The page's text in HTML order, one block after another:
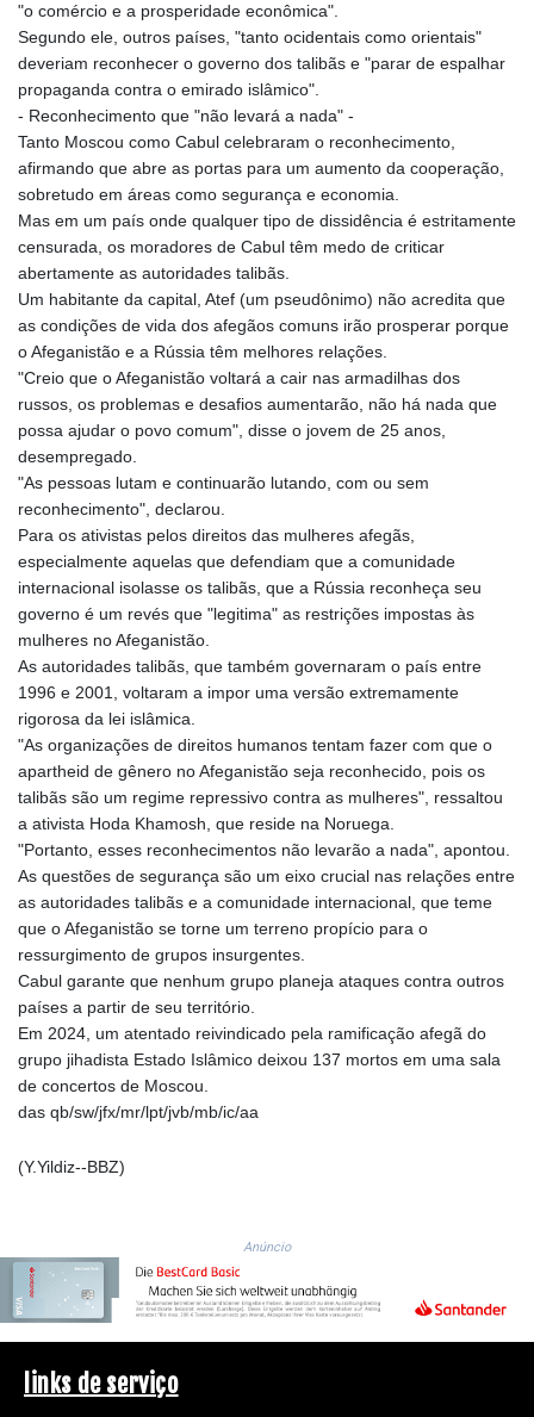
JMD 182.931598
JOD 0.818824
KGS 101.005022
KHR
4678.736198
KMF 492.029653
KRW
KWD 0.356502
KYD 0.95993
LAK
26007.744878
LBP
LKR 386.368803
LSL 18.713665
LTL 3.410413
LVL 0.698648
LYD 7.326857
MDL 20.03094
MGA
MKD 61.482111
MMK
2424.978038
MNT
4153.207343
MOP 9.308207
MRU 46.306497
MUR 54.573179
MWK
MXN 19.810686
MYR 4.722097
OMR 0.44214
"o comércio e a prosperidade econômica".
Segundo ele, outros países, "tanto ocidentais como orientais"
deveriam reconhecer o governo dos talibãs e "parar de espalhar
propaganda contra o emirado islâmico".
- Reconhecimento que "não levará a nada" -
Tanto Moscou como Cabul celebraram o reconhecimento,
afirmando que abre as portas para um aumento da cooperação,
sobretudo em áreas como segurança e economia.
Mas em um país onde qualquer tipo de dissidência é estritamente
censurada, os moradores de Cabul têm medo de criticar
abertamente as autoridades talibãs.
Um habitante da capital, Atef (um pseudônimo) não acredita que
as condições de vida dos afegãos comuns irão prosperar porque
o Afeganistão e a Rússia têm melhores relações.
"Creio que o Afeganistão voltará a cair nas armadilhas dos
russos, os problemas e desafios aumentarão, não há nada que
possa ajudar o povo comum", disse o jovem de 25 anos,
desempregado.
"As pessoas lutam e continuarão lutando, com ou sem
reconhecimento", declarou.
Para os ativistas pelos direitos das mulheres afegãs,
especialmente aquelas que defendiam que a comunidade
internacional isolasse os talibãs, que a Rússia reconheça seu
governo é um revés que "legitima" as restrições impostas às
mulheres no Afeganistão.
As autoridades talibãs, que também governaram o país entre
1996 e 2001, voltaram a impor uma versão extremamente
rigorosa da lei islâmica.
"As organizações de direitos humanos tentam fazer com que o
apartheid de gênero no Afeganistão seja reconhecido, pois os
talibãs são um regime repressivo contra as mulheres", ressaltou
a ativista Hoda Khamosh, que reside na Noruega.
"Portanto, esses reconhecimentos não levarão a nada", apontou.
As questões de segurança são um eixo crucial nas relações entre
as autoridades talibãs e a comunidade internacional, que teme
que o Afeganistão se torne um terreno propício para o
ressurgimento de grupos insurgentes.
Cabul garante que nenhum grupo planeja ataques contra outros
países a partir de seu território.
Em 2024, um atentado reivindicado pela ramificação afegã do
grupo jihadista Estado Islâmico deixou 137 mortos em uma sala
de concertos de Moscou.
das qb/sw/jfx/mr/lpt/jvb/mb/ic/aa
(Y.Yildiz--BBZ)
Anúncio
links de serviço